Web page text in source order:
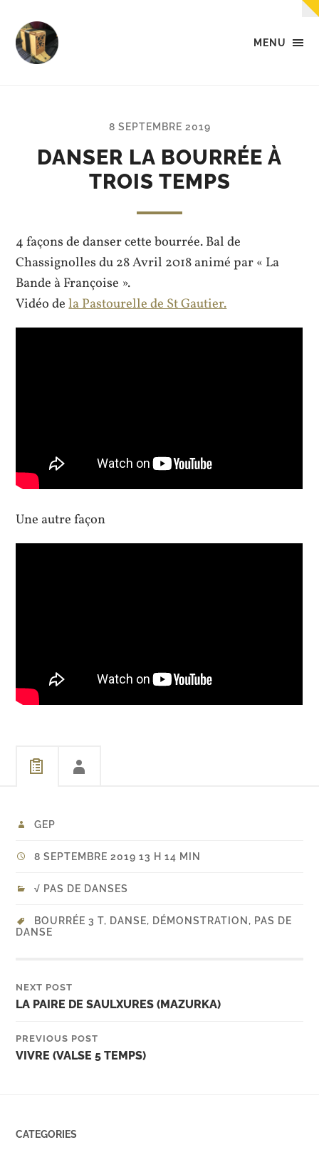
MENU
les
pieds.
8 SEPTEMBRE 2019
DANSER LA BOURRÉE À
TROIS TEMPS
4 façons de danser cette bourrée. Bal de
Chassignolles du 28 Avril 2018 animé par « La
Bande à Françoise ».
Vidéo dela Pastourelle de St Gautier.
Une autre façon
GEP
8 SEPTEMBRE 2019 13 H 14 MIN
√ PAS DE DANSES
BOURRÉE 3 T, DANSE, DÉMONSTRATION , PAS DE
DANSE
NEXT POST
LA PAIRE DE SAULXURES (MAZURKA)
PREVIOUS POST
VIVRE (VALSE 5 TEMPS)
CATEGORIES